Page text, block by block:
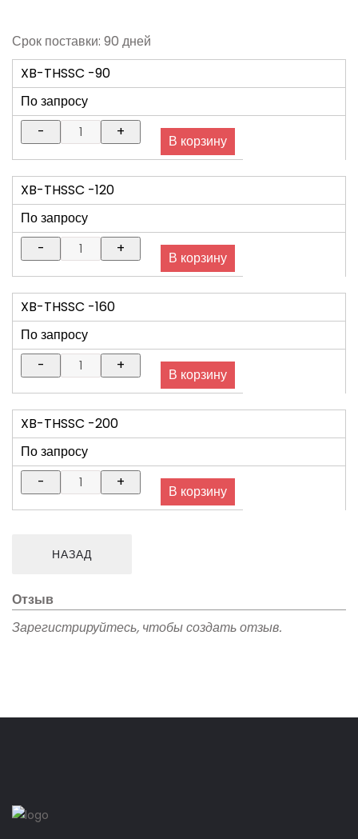
Срок поставки: 90 дней
XB-THSSC -90
По запросу
XB-THSSC -120
По запросу
XB-THSSC -160
По запросу
XB-THSSC -200
По запросу
Отзыв
Зарегистрируйтесь, чтобы создать отзыв.